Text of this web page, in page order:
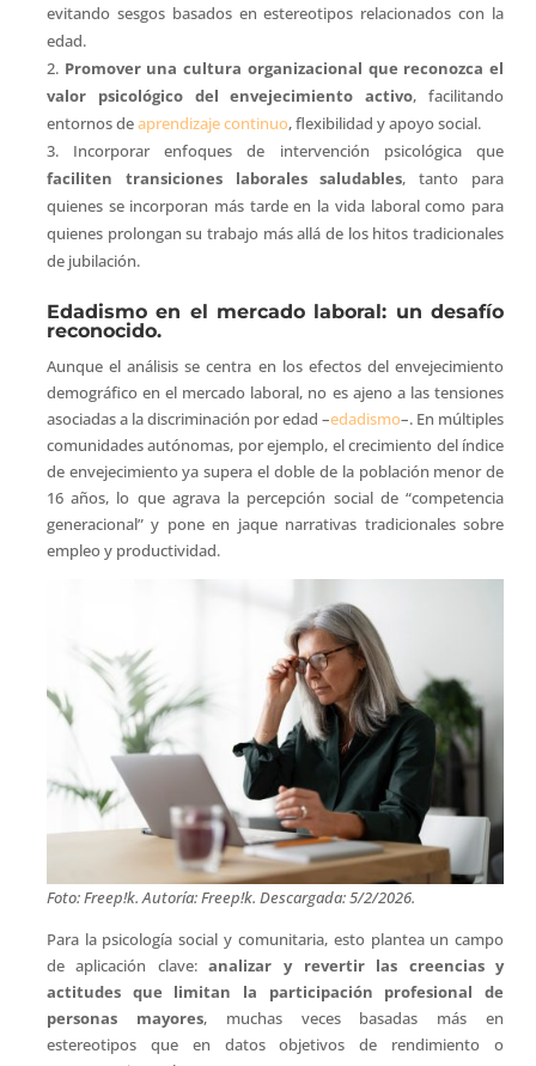
evitando sesgos basados en estereotipos relacionados con la
edad.
Promover una cultura organizacional que reconozca el
valor psicológico del envejecimiento activo, facilitando
entornos deaprendizaje continuo, flexibilidad y apoyo social.
Incorporar enfoques de intervención psicológica que
faciliten transiciones laborales saludables, tanto para
quienes se incorporan más tarde en la vida laboral como para
quienes prolongan su trabajo más allá de los hitos tradicionales
de jubilación.
Edadismo en el mercado laboral: un desafío
reconocido.
Aunque el análisis se centra en los efectos del envejecimiento
demográfico en el mercado laboral, no es ajeno a las tensiones
asociadas a la discriminación por edad –edadismo–. En múltiples
comunidades autónomas, por ejemplo, el crecimiento del índice
de envejecimiento ya supera el doble de la población menor de
16 años, lo que agrava la percepción social de “competencia
generacional” y pone en jaque narrativas tradicionales sobre
empleo y productividad.
Foto: Freep!k. Autoría: Freep!k. Descargada: 5/2/2026.
Para la psicología social y comunitaria, esto plantea un campo
de aplicación clave:analizar y revertir las creencias y
actitudes que limitan la participación profesional de
personas mayores, muchas veces basadas más en
estereotipos que en datos objetivos de rendimiento o